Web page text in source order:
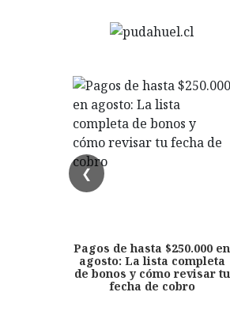
❮
Pagos de hasta $250.000 en
agosto: La lista completa
de bonos y cómo revisar tu
fecha de cobro